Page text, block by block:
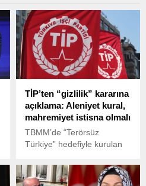
TİP’ten “gizlilik” kararına
açıklama: Aleniyet kural,
mahremiyet istisna olmalı
TBMM’de “Terörsüz
Türkiye” hedefiyle kurulan
ve Demokrasi
Komisyonu’nun ikinci